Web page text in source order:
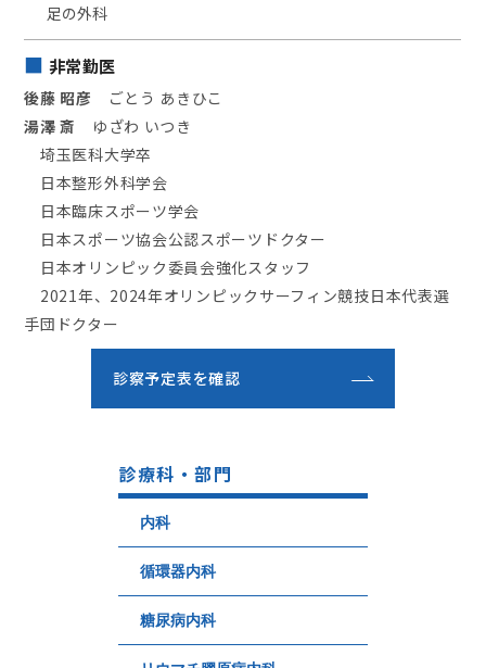
足の外科
非常勤医
後藤 昭彦 ごとう あきひこ
湯澤 斎
ゆざわ いつき
埼玉医科大学卒
日本整形外科学会
日本臨床スポーツ学会
日本スポーツ協会公認スポーツドクター
日本オリンピック委員会強化スタッフ
2021年、2024年オリンピックサーフィン競技日本代表選
手団ドクター
診察予定表を確認
診療科・部門
内科
循環器内科
糖尿病内科